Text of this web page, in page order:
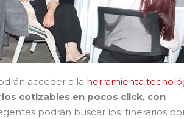
acceder a la herramienta
cotizables en pocos click, con
podrán buscar los itinerarios